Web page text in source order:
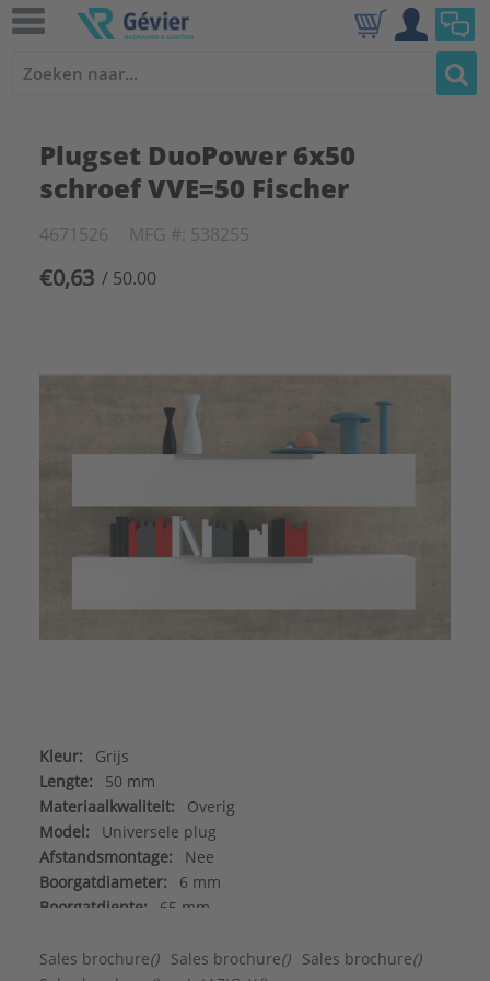
Plugset DuoPower 6x50
schroef VVE=50 Fischer
4671526 MFG #: 538255
€0,63 / 50.00
Kleur:
Grijs
Lengte:
50 mm
Materiaalkwaliteit:
Overig
Model:
Universele plug
Afstandsmontage:
Nee
Boorgatdiameter:
6 mm
Boorgatdiepte:
65 mm
Geschikt voor beton:
Ja
Sales brochure() Sales brochure() Sales brochure()